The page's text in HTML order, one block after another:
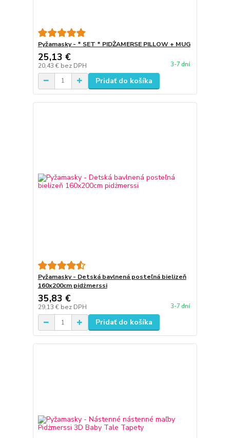
Pyžamasky - * SET * PIDŻAMERSE PILLOW + MUG
25,13 €
20,43 € bez DPH 3-7 dní
Pridať do košíka
Pyžamasky - Detská bavlnená posteľná bielizeň
160x200cm pidżmerssi
35,83 €
29,13 € bez DPH 3-7 dní
Pridať do košíka